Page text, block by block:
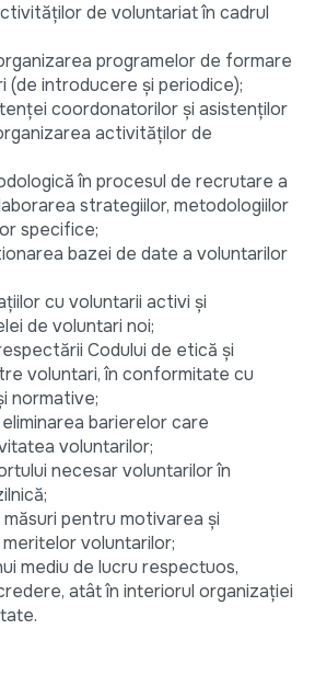
de voluntariat în cadrul
programelor de formare
(de introducere și periodice);
coordonatorilor și asistenților
activităților de
în procesul de recrutare a
strategiilor, metodologiilor
specifice;
bazei de date a voluntarilor
cu voluntarii activi și
de voluntari noi;
Codului de etică și
voluntari, în conformitate cu
normative;
barierelor care
voluntarilor;
necesar voluntarilor în
pentru motivarea și
voluntarilor;
mediu de lucru respectuos,
atât în interiorul organizației